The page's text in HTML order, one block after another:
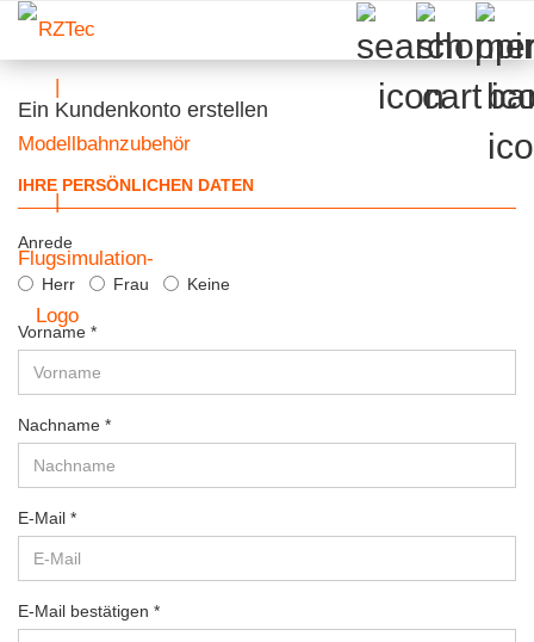
Ein Kundenkonto erstellen
IHRE PERSÖNLICHEN DATEN
Anrede
Herr Frau Keine
Vorname
Nachname
E-Mail
E-Mail bestätigen